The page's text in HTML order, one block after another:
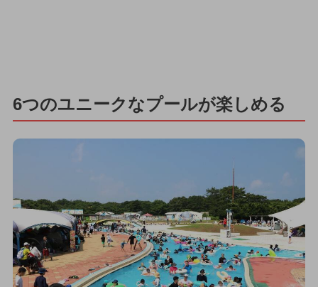
6つのユニークなプールが楽しめる